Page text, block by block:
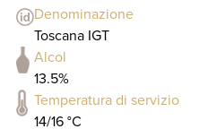
Denominazione
Toscana IGT
Alcol
13.5%
Temperatura di servizio
14/16 °C